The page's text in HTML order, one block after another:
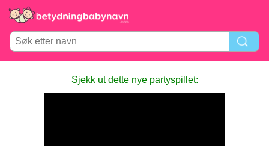
Sjekk ut dette nye partyspillet: